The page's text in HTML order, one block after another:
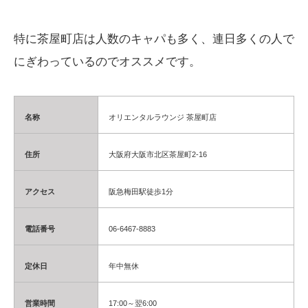
特に茶屋町店は人数のキャパも多く、連日多くの人で
にぎわっているのでオススメです。
名称 オリエンタルラウンジ 茶屋町店
住所 大阪府大阪市北区茶屋町2-16
アクセス 阪急梅田駅徒歩1分
電話番号 06-6467-8883
定休日 年中無休
営業時間 17:00～翌6:00